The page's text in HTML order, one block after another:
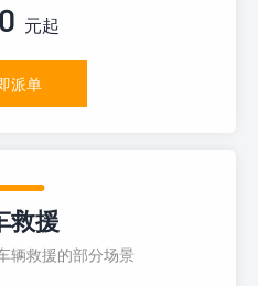
元起
派单
救援
辆救援的部分场景